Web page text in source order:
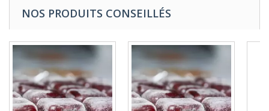
NOS PRODUITS CONSEILLÉS